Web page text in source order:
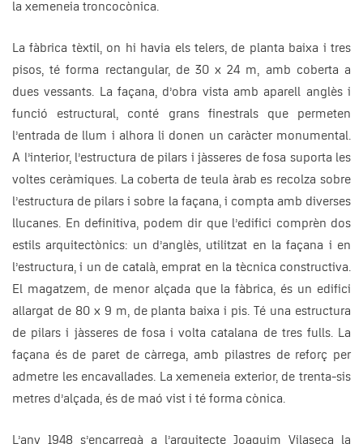
la xemeneia troncocònica.
La fàbrica tèxtil, on hi havia els telers, de planta baixa i tres
pisos, té forma rectangular, de 30 x 24 m, amb coberta a
dues vessants. La façana, d’obra vista amb aparell anglès i
funció estructural, conté grans finestrals que permeten
l’entrada de llum i alhora li donen un caràcter monumental.
A l’interior, l’estructura de pilars i jàsseres de fosa suporta les
voltes ceràmiques. La coberta de teula àrab es recolza sobre
l’estructura de pilars i sobre la façana, i compta amb diverses
llucanes. En definitiva, podem dir que l’edifici comprèn dos
estils arquitectònics: un d’anglès, utilitzat en la façana i en
l’estructura, i un de català, emprat en la tècnica constructiva.
El magatzem, de menor alçada que la fàbrica, és un edifici
allargat de 80 x 9 m, de planta baixa i pis. Té una estructura
de pilars i jàsseres de fosa i volta catalana de tres fulls. La
façana és de paret de càrrega, amb pilastres de reforç per
admetre les encavallades. La xemeneia exterior, de trenta-sis
metres d’alçada, és de maó vist i té forma cònica.
L’any 1948 s’encarregà a l’arquitecte Joaquim Vilaseca la